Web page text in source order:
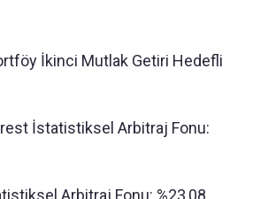
İkinci Mutlak Getiri Hedefli
İstatistiksel Arbitraj Fonu:
Arbitraj Fonu: %23,08